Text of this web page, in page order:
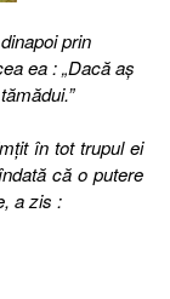
prin
ea : „Dacă aş
în tot trupul ei
că o putere
a zis :